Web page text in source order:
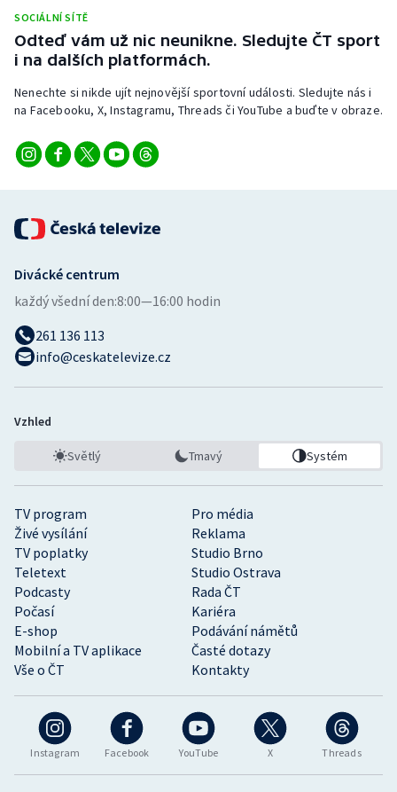
Stolní tenis
Triatlon
Veslování
Vodní slalom
Ostatní
SOCIÁLNÍ SÍTĚ
Odteď vám už nic neunikne. Sledujte ČT sport
i na dalších platformách.
Nenechte si nikde ujít nejnovější sportovní události. Sledujte nás i
na Facebooku, X, Instagramu, Threads či YouTube a buďte v obraze.
Instagram Facebook YouTube X Threads
TV program
Pro média
Živé vysílání
Reklama
TV poplatky
Studio Brno
Teletext
Studio Ostrava
Podcasty
Rada ČT
Počasí
Kariéra
E-shop
Podávání námětů
Mobilní a TV aplikace
Časté dotazy
Vše o ČT
Kontakty
Divácké centrum
každý všední den:8:00—16:00 hodin
261 136 113
info@ceskatelevize.cz
Vzhled
Světlý Tmavý Systém